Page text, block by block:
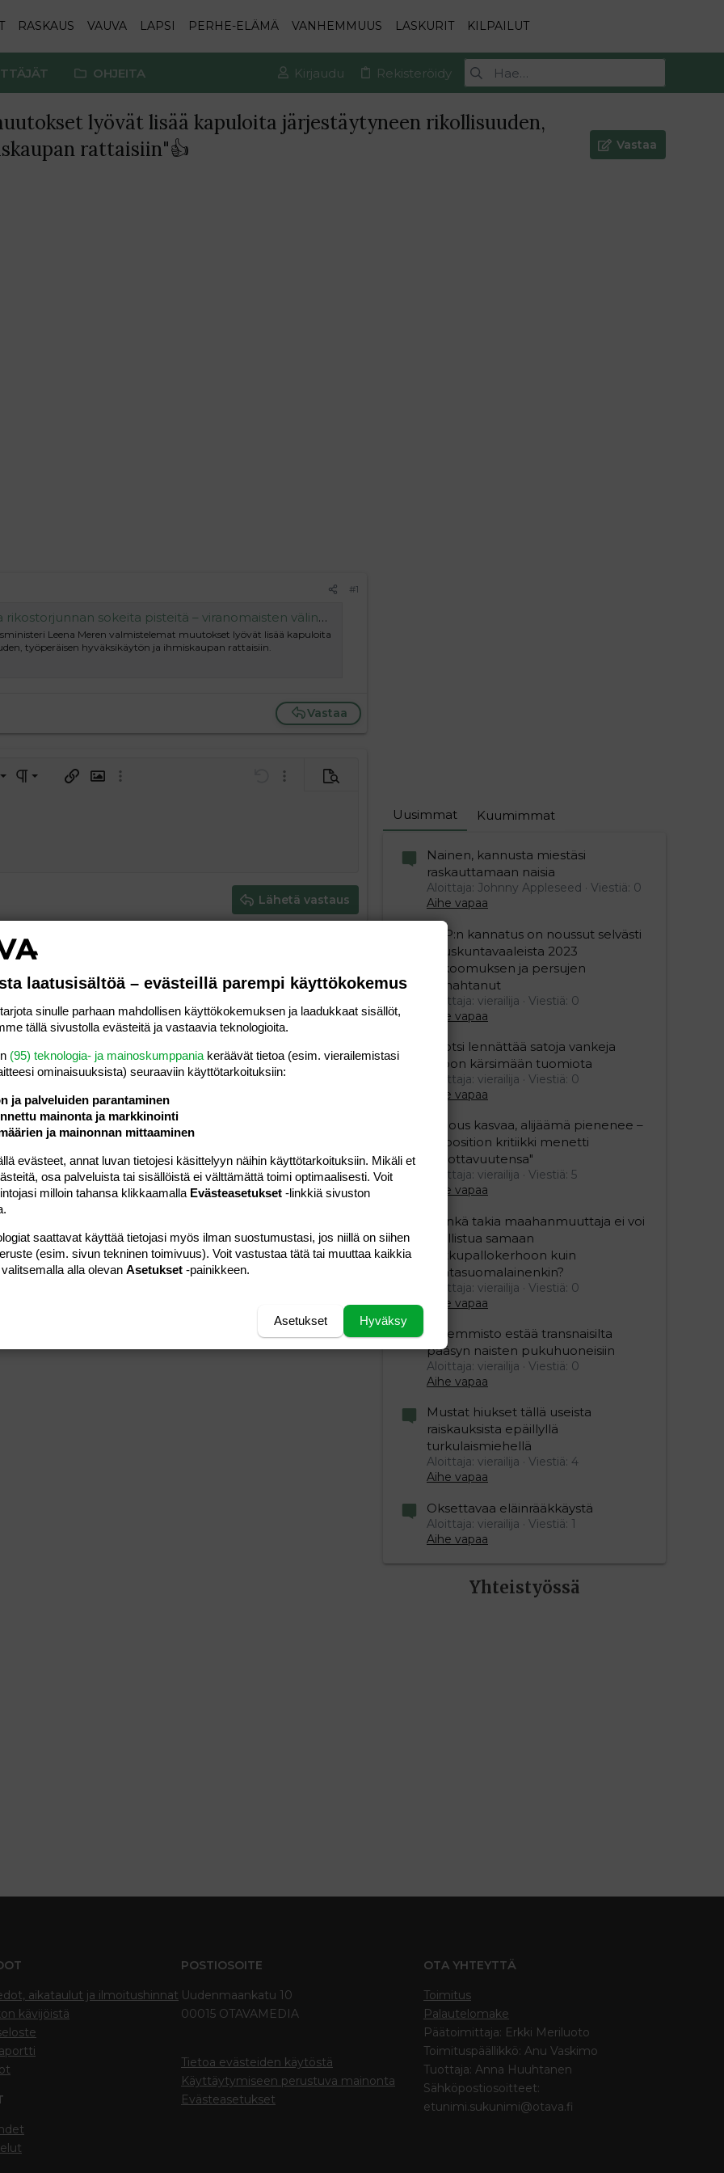
RASKAUS VAUVA LAPSI PERHE-ELÄMÄ VANHEMMUUS LASKURIT KILPAILUT
OHJEITA Kirjaudu Rekisteröidy
lyövät lisää kapuloita järjestäytyneen rikollisuuden,
rattaisiin"👍
Vastaa
#1
sokeita pisteitä – viranomaisten välinen tietojenvaihto paranee - Suomen Uutiset
Leena Meren valmistelemat muutokset lyövät lisää kapuloita
työperäisen hyväksikäytön ja ihmiskaupan rattaisiin.
Vastaa
lista
vasemmalle
Paragraph formatLisää hyperlinkki
Lisää kuvaLaajennettuun editoriin… KumoaLaajennettuun editoriin…
Esikatsele
Lähetä vastaus
Luettu 141
vierailija
Uusimmat Kuumimmat
Nainen, kannusta miestäsi
raskauttamaan naisia
Aloittaja: Johnny Appleseed
Viestiä: 0
Aihe vapaa
SDP:n kannatus on noussut selvästi
eduskuntavaaleista 2023
kokoomuksen ja persujen
romahtanut
Aloittaja: vierailija
Viestiä: 0
Aihe vapaa
Ruotsi lennättää satoja vankeja
Viroon kärsimään tuomiota
Aloittaja: vierailija
Viestiä: 0
Aihe vapaa
"Talous kasvaa, alijäämä pienenee –
opposition kritiikki menetti
uskottavuutensa"
Aloittaja: vierailija
Viestiä: 5
Aihe vapaa
”Minkä takia maahanmuuttaja ei voi
osallistua samaan
potkupallokerhoon kuin
kantasuomalainenkin?
Aloittaja: vierailija
Viestiä: 0
Aihe vapaa
Vasemmisto estää transnaisilta
pääsyn naisten pukuhuoneisiin
Aloittaja: vierailija
Viestiä: 0
Aihe vapaa
Mustat hiukset tällä useista
raiskauksista epäillyllä
turkulaismiehellä
Aloittaja: vierailija
Viestiä: 4
Aihe vapaa
Oksettavaa eläinrääkkäystä
Aloittaja: vierailija
Viestiä: 1
Aihe vapaa
Yhteistyössä
aikataulut ja ilmoitushinnat
kävijöistä
POSTIOSOITE
Uudenmaankatu 10
00015 OTAVAMEDIA
Tietoa evästeiden käytöstä
Käyttäytymiseen perustuva mainonta
Evästeasetukset
OTA YHTEYTTÄ
Toimitus
Palautelomake
Päätoimittaja: Erkki Meriluoto
Toimituspäällikkö: Anu Vaskimo
Tuottaja: Anna Huuhtanen
Sähköpostiosoitteet:
etunimi.sukunimi@otava.fi
laatusisältöä – evästeillä parempi käyttökokemus
sinulle parhaan mahdollisen käyttökokemuksen ja laadukkaat sisällöt,
tällä sivustolla evästeitä ja vastaavia teknologioita.
(95) teknologia- ja mainoskumppania keräävät tietoa (esim. vierailemis­tasi
ominaisuuk­sista) seuraaviin käyttötarkoituksiin:
ja palveluiden parantaminen
mainonta ja markkinointi
ja mainonnan mittaaminen
evästeet, annat luvan tietojesi käsittelyyn näihin käyttötarkoituksiin. Mikäli et
osa palveluista tai sisällöistä ei välttämättä toimi optimaalisesti. Voit
milloin tahansa klikkaamalla Evästeasetukset -linkkiä sivuston
saattavat käyttää tietojasi myös ilman suostumustasi, jos niillä on siihen
(esim. sivun tekninen toimivuus). Voit vastustaa tätä tai muuttaa kaikkia
alla olevan Asetukset -painikkeen.
Hyväksy
Asetukset